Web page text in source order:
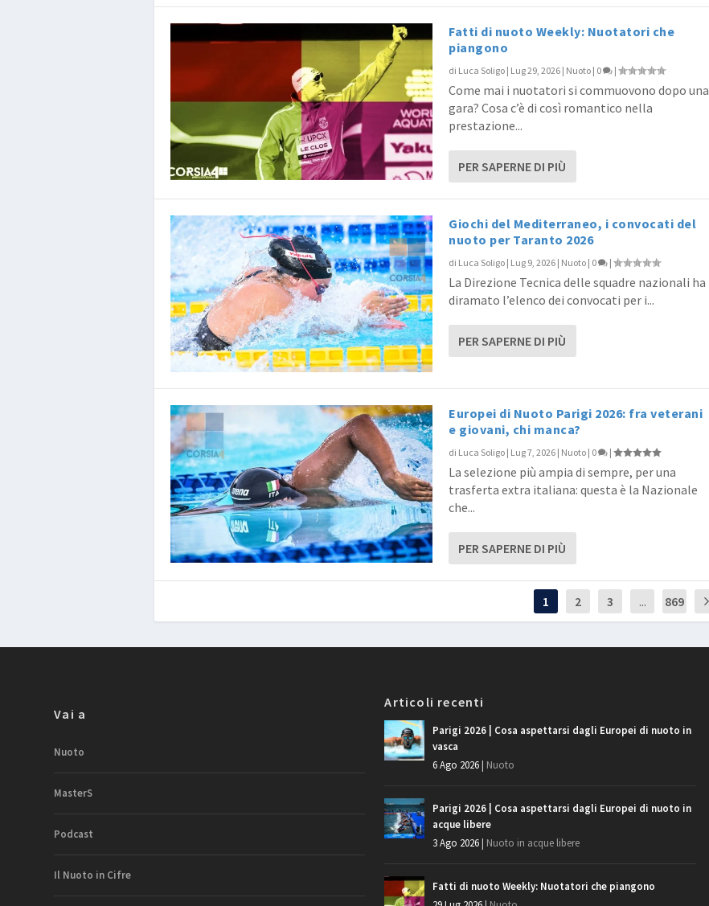
Fatti di nuoto Weekly: Nuotatori che
piangono
di Luca Soligo | Lug 29, 2026 | Nuoto | 0 |
Come mai i nuotatori si commuovono dopo una
gara? Cosa c’è di così romantico nella
prestazione...
PER SAPERNE DI PIÙ
Giochi del Mediterraneo, i convocati del
nuoto per Taranto 2026
di Luca Soligo | Lug 9, 2026 | Nuoto | 0 |
La Direzione Tecnica delle squadre nazionali ha
diramato l’elenco dei convocati per i...
PER SAPERNE DI PIÙ
Europei di Nuoto Parigi 2026: fra veterani
e giovani, chi manca?
di Luca Soligo | Lug 7, 2026 | Nuoto | 0 |
La selezione più ampia di sempre, per una
trasferta extra italiana: questa è la Nazionale
che...
PER SAPERNE DI PIÙ
1 2 3 ... 869
Vai a
Nuoto
MasterS
Podcast
Il Nuoto in Cifre
Articoli recenti
Parigi 2026 | Cosa aspettarsi dagli Europei di nuoto in
vasca
6 Ago 2026| Nuoto
Parigi 2026 | Cosa aspettarsi dagli Europei di nuoto in
acque libere
3 Ago 2026| Nuoto in acque libere
Fatti di nuoto Weekly: Nuotatori che piangono